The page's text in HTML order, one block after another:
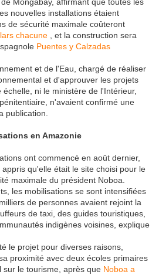
nouvelles installations étaient
de sécurité maximale coûteront
chacune , et la construction sera
Puentes y Calzadas
et de l'Eau, chargé de réaliser
et d'approuver les projets
ni le ministère de l'Intérieur,
n'avaient confirmé une
publication.
en Amazonie
ont commencé en août dernier,
qu'elle était le site choisi pour le
maximale du président Noboa.
les mobilisations se sont intensifiées
de personnes avaient rejoint la
de taxi, des guides touristiques,
indigènes voisines, explique
le projet pour diverses raisons,
proximité avec deux écoles primaires
le tourisme, après que Noboa a